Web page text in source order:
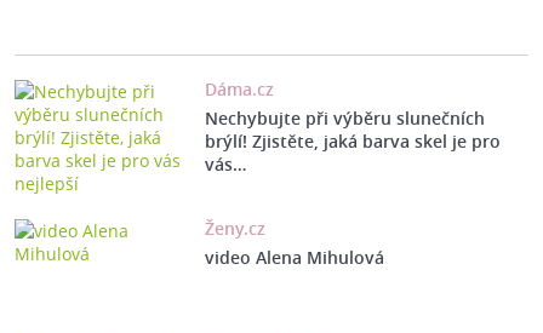
Dáma.cz
Nechybujte při výběru slunečních
brýlí! Zjistěte, jaká barva skel je pro
vás…
Ženy.cz
video Alena Mihulová